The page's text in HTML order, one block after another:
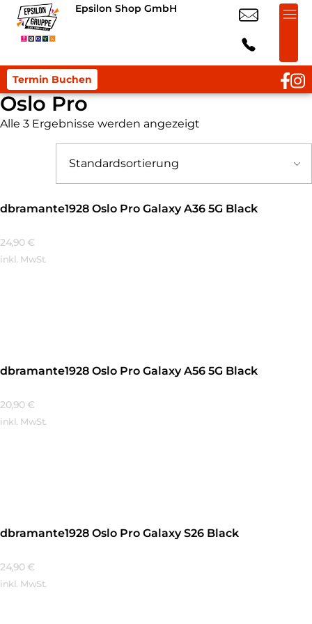
Epsilon Shop GmbH
Termin Buchen
Oslo Pro
Alle 3 Ergebnisse werden angezeigt
dbramante1928 Oslo Pro Galaxy A36 5G Black
24,90 €
inkl. MwSt.
dbramante1928 Oslo Pro Galaxy A56 5G Black
20,90 €
inkl. MwSt.
dbramante1928 Oslo Pro Galaxy S26 Black
24,90 €
inkl. MwSt.